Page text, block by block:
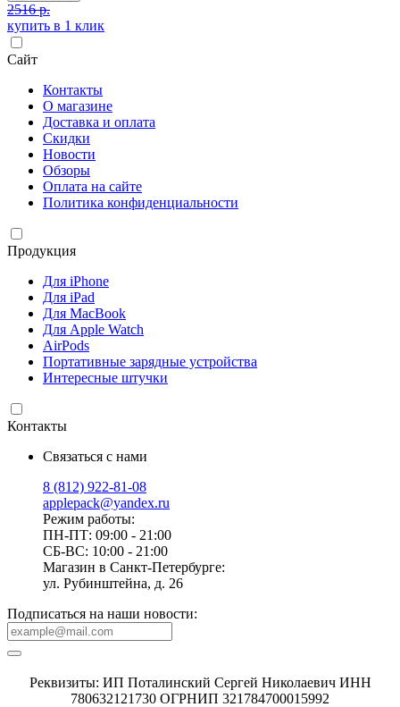
2516 р.
купить в 1 клик
Сайт
Контакты
О магазине
Доставка и оплата
Скидки
Новости
Обзоры
Оплата на сайте
Политика конфиденциальности
Продукция
Для iPhone
Для iPad
Для MacBook
Для Apple Watch
AirPods
Портативные зарядные устройства
Интересные штучки
Контакты
Связаться с нами
8 (812) 922-81-08
applepack@yandex.ru
Режим работы:
ПН-ПТ: 09:00 - 21:00
СБ-ВС: 10:00 - 21:00
Магазин в Санкт-Петербурге:
ул. Рубинштейна, д. 26
Подписаться на наши новости:
Реквизиты: ИП Поталинский Сергей Николаевич ИНН
780632121730 ОГРНИП 321784700015992